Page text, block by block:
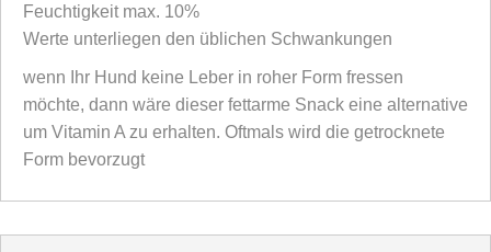
Feuchtigkeit max. 10%
Werte unterliegen den üblichen Schwankungen
wenn Ihr Hund keine Leber in roher Form fressen
möchte, dann wäre dieser fettarme Snack eine alternative
um Vitamin A zu erhalten. Oftmals wird die getrocknete
Form bevorzugt